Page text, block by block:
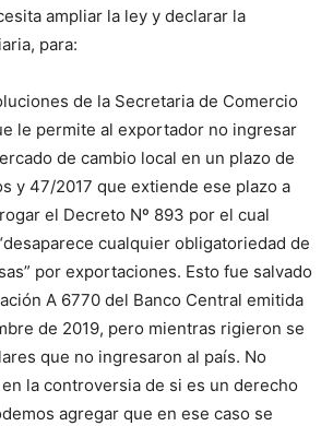
ampliar la ley y declarar la
para:
de la Secretaria de Comercio
le permite al exportador no ingresar
de cambio local en un plazo de
y 47/2017 que extiende ese plazo a
el Decreto Nº 893 por el cual
cualquier obligatoriedad de
por exportaciones. Esto fue salvado
A 6770 del Banco Central emitida
de 2019, pero mientras rigieron se
que no ingresaron al país. No
la controversia de si es un derecho
agregar que en ese caso se